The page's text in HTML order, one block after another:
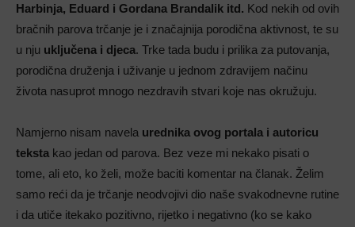
Harbinja, Eduard i Gordana Brandalik itd. Kod nekih od ovih
bračnih parova trčanje je i značajnija porodična aktivnost, te su
u nju uključena i djeca. Trke tada budu i prilika za putovanja,
porodična druženja i uživanje u jednom zdravijem načinu
života nasuprot mnogo nezdravih stvari koje nas okružuju.
Namjerno nisam navela urednika ovog portala i autoricu
teksta kao jedan od parova. Bez veze mi nekako pisati o
tome, ali eto, ko želi, može baciti komentar na članak. Želim
samo reći da je trčanje neodvojivi dio naše svakodnevne rutine
i da utiče itekako pozitivno, rijetko i negativno (ko se kako